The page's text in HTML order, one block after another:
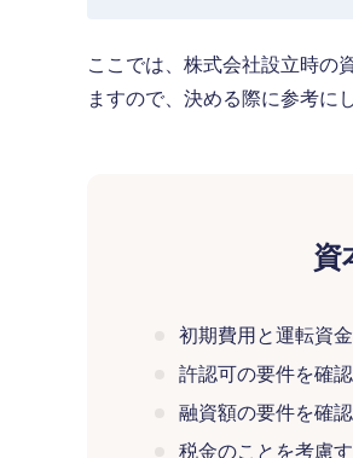
ここでは、株式会社設立時の
ますので、決める際に参考に
資
初期費用と運転資
許認可の要件を確
融資額の要件を確
税金のことを考慮